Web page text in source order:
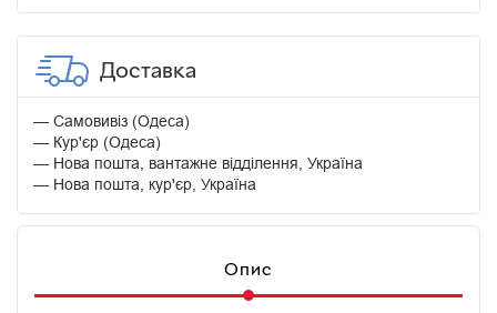
Доставка
Самовивіз (Одеса)
Кур'єр (Одеса)
Нова пошта, вантажне відділення, Україна
Нова пошта, кур'єр, Україна
Опис